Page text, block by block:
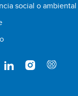
social o ambiental